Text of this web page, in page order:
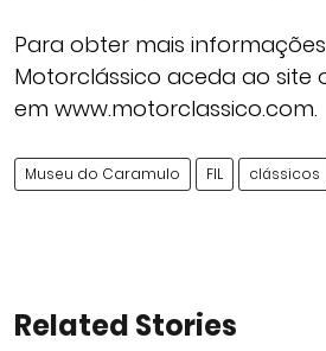
Para obter mais
Motorclássico aceda ao site
em www.motorclassico.com.
Museu do Caramulo FIL clássicos
Related Stories